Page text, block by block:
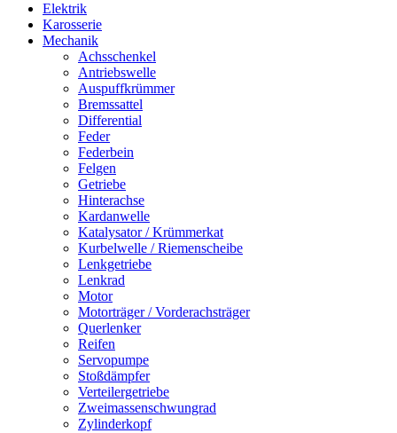
Elektrik
Karosserie
Mechanik
Achsschenkel
Antriebswelle
Auspuffkrümmer
Bremssattel
Differential
Feder
Federbein
Felgen
Getriebe
Hinterachse
Kardanwelle
Katalysator / Krümmerkat
Kurbelwelle / Riemenscheibe
Lenkgetriebe
Lenkrad
Motor
Motorträger / Vorderachsträger
Querlenker
Reifen
Servopumpe
Stoßdämpfer
Verteilergetriebe
Zweimassenschwungrad
Zylinderkopf